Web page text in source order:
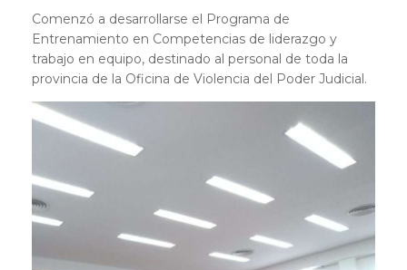
Comenzó a desarrollarse el Programa de
Entrenamiento en Competencias de liderazgo y
trabajo en equipo, destinado al personal de toda la
provincia de la Oficina de Violencia del Poder Judicial.